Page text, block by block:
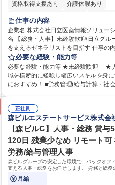
資格取得支援あり
介護休暇あり
月平均残業時間20時間以内
住宅手当あり
時短勤務あり
退職
在宅OK
賞与あり 育休あり
完
交通費支給
土日祝休み 寮・社宅
仕事の内容
企業名 株式会社日立医薬情報ソリューショ
名 【総務・人事】未経験歓迎/日立グル
を支えるゼネラリストを目指す 仕事の内容 入社直後
は労務（労務管理・給与計算・安全衛生
等）からお任せいたします。将来は総
育業務へ守備範囲を広げ、組織運営を
リストをめざせます。 ・初期業務：労働時間管理、
て、休職者管理など、幅広く経験を積ん
ます。 ・将来的な広がり：総務・採用・
対応・経営企画等。 ★メンバーがマン
寧に教えるため、ご経験が浅くても安
験を積みたい意欲がある方に最適な環境で
職種 【総務・人事】未経験歓迎/日立グ
営を支えるゼネラリストを目指す
必要な経験・能力等
必要な経験・能力等 ★未経験歓迎！ ★
域を横断的に経験し幅広いスキルを身
におすすめ！ ■労務管理(給与計算・社会保険手続
ームで仕事を推進できる方■将来はマネ
して活躍したい 【尚可】■人事、労務、
務のご経験 ■労務管理（給与計算・社
勤怠管理など）の経験 ■衛生管理者の資
高校 語学力： 資格：
正社員
森ビルエステートサービス株式会
【森ビルG】人事・総務 賞与
120日 残業少なめ リモート可
労務/給与管理人事
森ビルグループの安定した環境で、バックオフ
支える人事・総務をお任せします。 労務と総務
スよく担当し、ゆくゆくは制度改定などのコア
きる、やりがいある環境です。
月給